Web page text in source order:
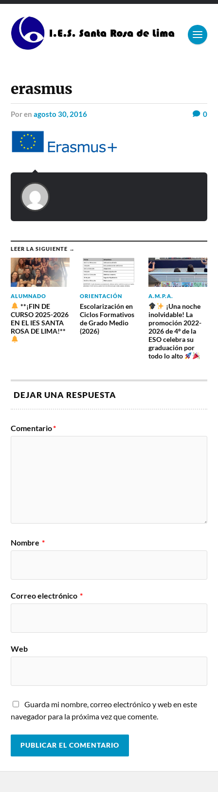
erasmus
porenagosto 30, 2016 0
LEER LA SIGUIENTE →
ALUMNADO
**¡FIN DE
CURSO 2025-2026
EN EL IES SANTA
ROSA DE LIMA!**
ORIENTACIÓN
Escolarización en
Ciclos Formativos
de Grado Medio
(2026)
A.M.P.A.
¡Una noche
inolvidable! La
promoción 2022-
2026 de 4º de la
ESO celebra su
graduación por
todo lo alto
DEJAR UNA RESPUESTA
Comentario*
Nombre *
Correo electrónico *
Web
Guarda mi nombre, correo electrónico y web en este
navegador para la próxima vez que comente.